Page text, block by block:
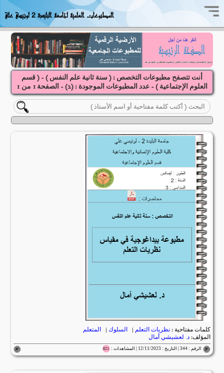
المطبوعات العلمية لجامعة البليدة 2 لونيسي علي
أنت تتصفح مطبوعات التخصص : ( سنة ثانية علم النفس ) - ( قسم
العلوم الإجتماعية ) - عدد المطبوعات الموجودة : (2) - الصفحة1 من1
كلمات مفتاحية :نظريات التعلم | السلوك | المتعلم
المؤلف:د. لعشيشي أمال
الرقم : 344 | التاريخ : 12/11/2023 | المشاهدات : 821